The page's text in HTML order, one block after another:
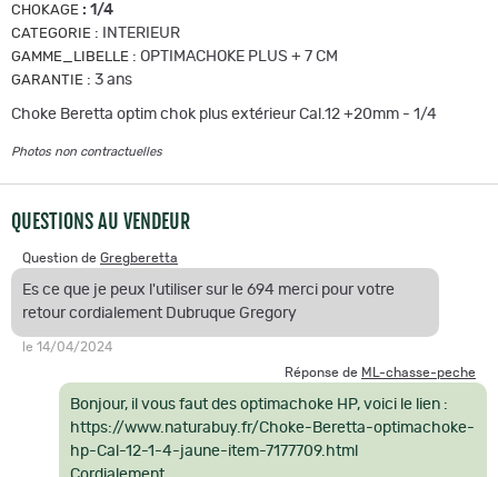
CHOKAGE : 1/4
CATEGORIE : INTERIEUR
GAMME_LIBELLE : OPTIMACHOKE PLUS + 7 CM
GARANTIE : 3 ans
Choke Beretta optim chok plus extérieur Cal.12 +20mm - 1/4
Photos non contractuelles
QUESTIONS AU VENDEUR
Question de Gregberetta
Es ce que je peux l'utiliser sur le 694 merci pour votre
retour cordialement Dubruque Gregory
le 14/04/2024
Réponse de ML-chasse-peche
Bonjour, il vous faut des optimachoke HP, voici le lien :
https://www.naturabuy.fr/Choke-Beretta-optimachoke-
hp-Cal-12-1-4-jaune-item-7177709.html